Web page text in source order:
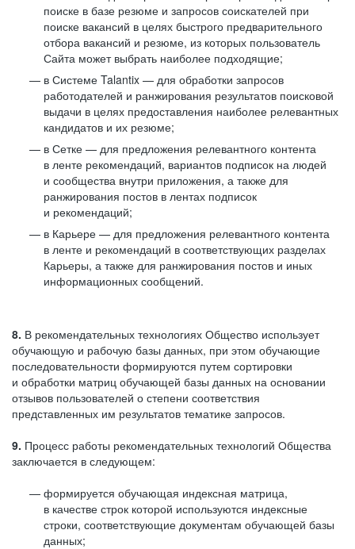
поиске в базе резюме и запросов соискателей при
поиске вакансий в целях быстрого предварительного
отбора вакансий и резюме, из которых пользователь
Сайта может выбрать наиболее подходящие;
в Системе Talantix — для обработки запросов
работодателей и ранжирования результатов поисковой
выдачи в целях предоставления наиболее релевантных
кандидатов и их резюме;
в Сетке — для предложения релевантного контента
в ленте рекомендаций, вариантов подписок на людей
и сообщества внутри приложения, а также для
ранжирования постов в лентах подписок
и рекомендаций;
в Карьере — для предложения релевантного контента
в ленте и рекомендаций в соответствующих разделах
Карьеры, а также для ранжирования постов и иных
информационных сообщений.
8. В рекомендательных технологиях Общество использует
обучающую и рабочую базы данных, при этом обучающие
последовательности формируются путем сортировки
и обработки матриц обучающей базы данных на основании
отзывов пользователей о степени соответствия
представленных им результатов тематике запросов.
9. Процесс работы рекомендательных технологий Общества
заключается в следующем:
формируется обучающая индексная матрица,
в качестве строк которой используются индексные
строки, соответствующие документам обучающей базы
данных;